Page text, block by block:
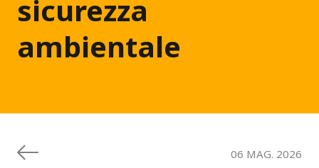
sicurezza
ambientale
06 MAG. 2026